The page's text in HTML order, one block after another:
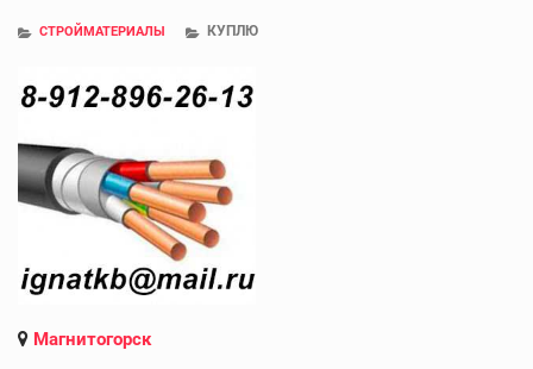
СТРОЙМАТЕРИАЛЫ КУПЛЮ
Магнитогорск